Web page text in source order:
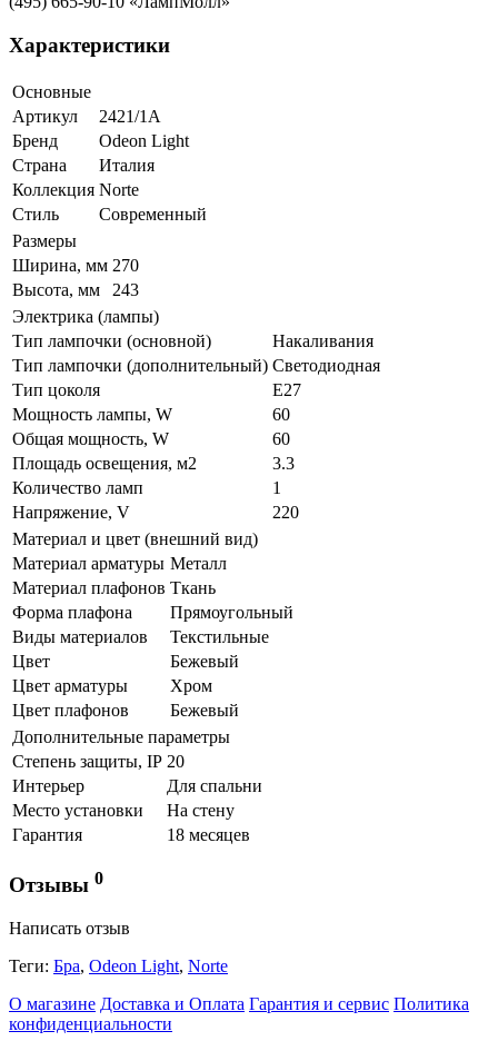
Характеристики
Основные
Артикул
2421/1A
Бренд
Odeon Light
Страна
Италия
Коллекция Norte
Стиль
Современный
Размеры
Ширина, мм 270
Высота, мм
243
Электрика (лампы)
Тип лампочки (основной)
Накаливания
Тип лампочки (дополнительный) Светодиодная
Тип цоколя
E27
Мощность лампы, W
60
Общая мощность, W
60
Площадь освещения, м2
3.3
Количество ламп
1
Напряжение, V
220
Материал и цвет (внешний вид)
Материал арматуры Металл
Материал плафонов Ткань
Форма плафона
Прямоугольный
Виды материалов
Текстильные
Цвет
Бежевый
Цвет арматуры
Хром
Цвет плафонов
Бежевый
Дополнительные параметры
Степень защиты, IP 20
Интерьер
Для спальни
Место установки
На стену
Гарантия
18 месяцев
Отзывы 0
Написать отзыв
Теги: Бра, Odeon Light, Norte
О магазине Доставка и Оплата Гарантия и сервис Политика
конфиденциальности